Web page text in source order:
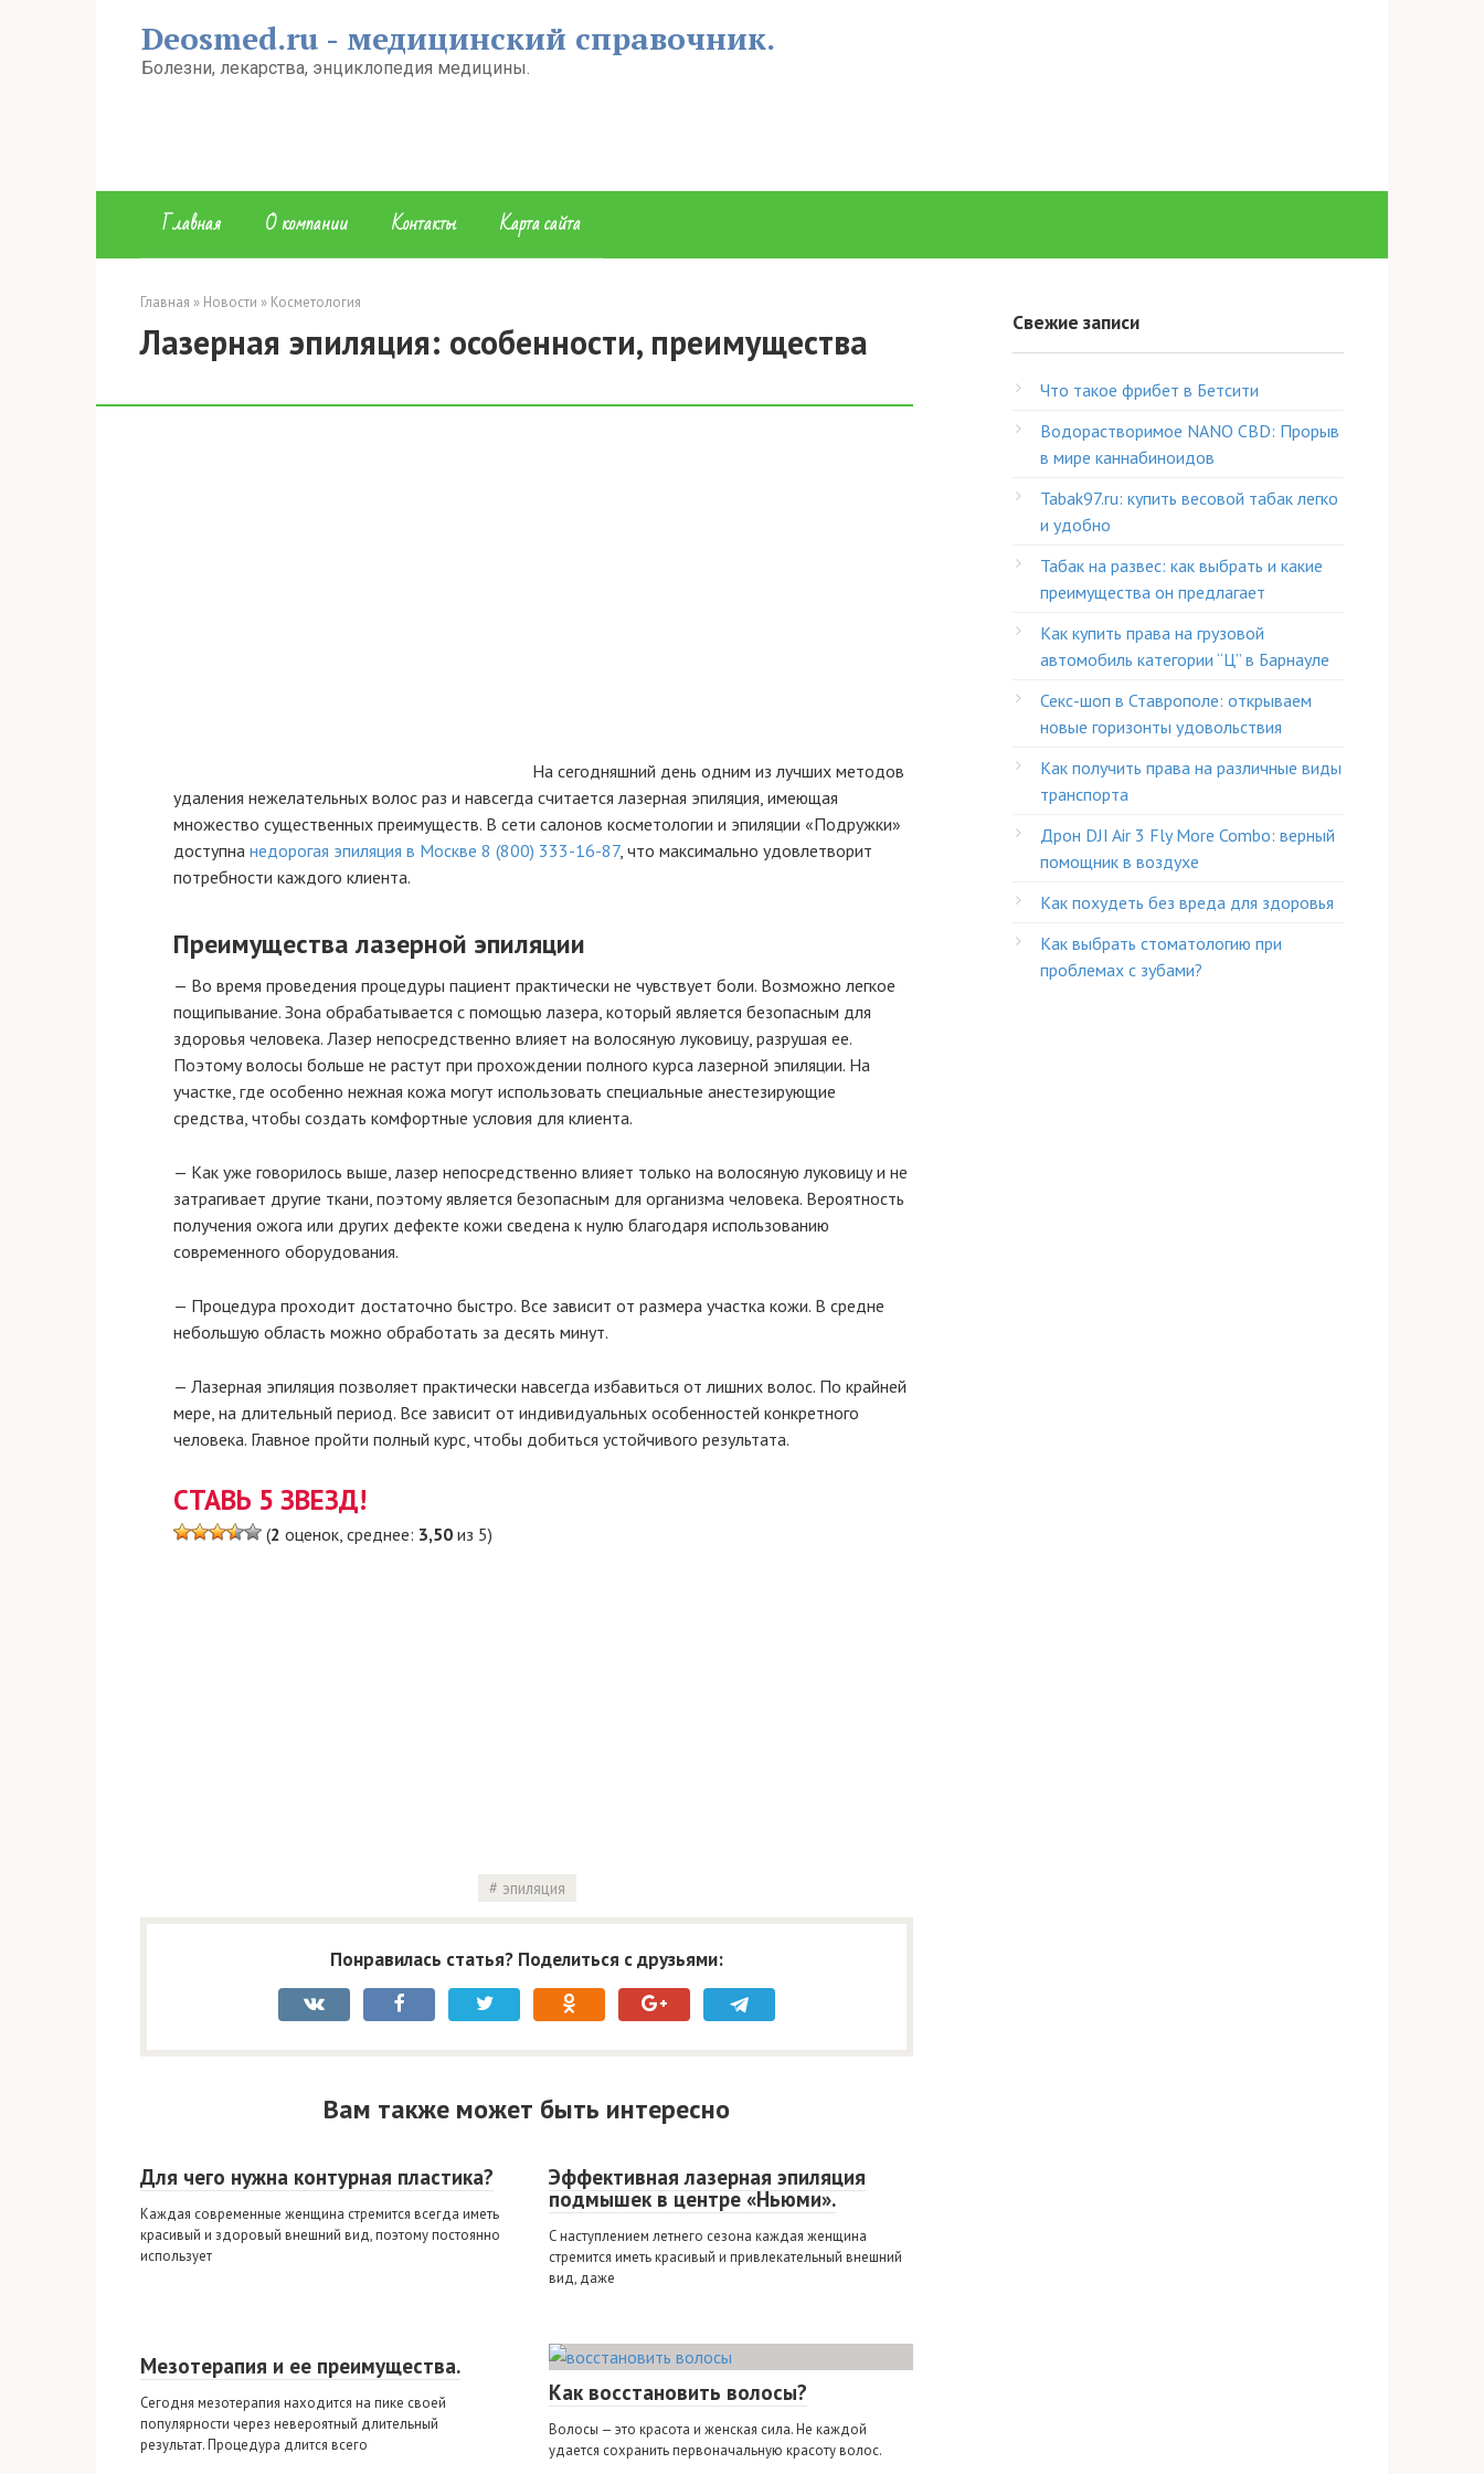
Deosmed.ru - медицинский справочник.
Болезни, лекарства, энциклопедия медицины.
Главная О компании Контакты Карта сайта
Главная » Новости » Косметология
Лазерная эпиляция: особенности, преимущества
На сегодняшний день одним из лучших методов
удаления нежелательных волос раз и навсегда считается лазерная эпиляция, имеющая
множество существенных преимуществ. В сети салонов косметологии и эпиляции «Подружки»
доступна недорогая эпиляция в Москве 8 (800) 333-16-87, что максимально удовлетворит
потребности каждого клиента.
Преимущества лазерной эпиляции
— Во время проведения процедуры пациент практически не чувствует боли. Возможно легкое
пощипывание. Зона обрабатывается с помощью лазера, который является безопасным для
здоровья человека. Лазер непосредственно влияет на волосяную луковицу, разрушая ее.
Поэтому волосы больше не растут при прохождении полного курса лазерной эпиляции. На
участке, где особенно нежная кожа могут использовать специальные анестезирующие
средства, чтобы создать комфортные условия для клиента.
— Как уже говорилось выше, лазер непосредственно влияет только на волосяную луковицу и не
затрагивает другие ткани, поэтому является безопасным для организма человека. Вероятность
получения ожога или других дефекте кожи сведена к нулю благодаря использованию
современного оборудования.
— Процедура проходит достаточно быстро. Все зависит от размера участка кожи. В средне
небольшую область можно обработать за десять минут.
— Лазерная эпиляция позволяет практически навсегда избавиться от лишних волос. По крайней
мере, на длительный период. Все зависит от индивидуальных особенностей конкретного
человека. Главное пройти полный курс, чтобы добиться устойчивого результата.
СТАВЬ 5 ЗВЕЗД!
(2 оценок, среднее: 3,50 из 5)
эпиляция
Понравилась статья? Поделиться с друзьями:
Вам также может быть интересно
Для чего нужна контурная пластика?
Каждая современные женщина стремится всегда иметь
красивый и здоровый внешний вид, поэтому постоянно
использует
Эффективная лазерная эпиляция
подмышек в центре «Ньюми».
С наступлением летнего сезона каждая женщина
стремится иметь красивый и привлекательный внешний
вид, даже
Мезотерапия и ее преимущества.
Сегодня мезотерапия находится на пике своей
популярности через невероятный длительный
результат. Процедура длится всего
Как восстановить волосы?
Волосы — это красота и женская сила. Не каждой
удается сохранить первоначальную красоту волос.
Свежие записи
Что такое фрибет в Бетсити
Водорастворимое NANO CBD: Прорыв
в мире каннабиноидов
Tabak97.ru: купить весовой табак легко
и удобно
Табак на развес: как выбрать и какие
преимущества он предлагает
Как купить права на грузовой
автомобиль категории “Ц” в Барнауле
Секс-шоп в Ставрополе: открываем
новые горизонты удовольствия
Как получить права на различные виды
транспорта
Дрон DJI Air 3 Fly More Combo: верный
помощник в воздухе
Как похудеть без вреда для здоровья
Как выбрать стоматологию при
проблемах с зубами?